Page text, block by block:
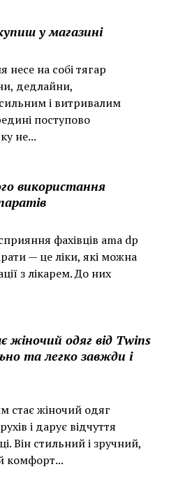
у магазині
несе на собі тягар
дедлайни,
і витривалим
поступово
не...
використання
фахівців ama dp
— це ліки, які можна
з лікарем. До них
жіночий одяг від Twins
та легко завжди і
стає жіночий одяг
і дарує відчуття
Він стильний і зручний,
комфорт...